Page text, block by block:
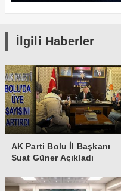
İlgili Haberler
AK Parti Bolu İl Başkanı
Suat Güner Açıkladı